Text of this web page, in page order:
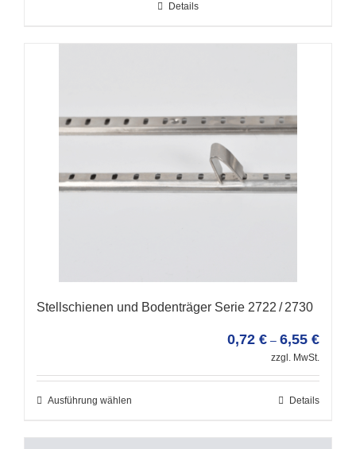
Details
Stellschienen und Bodenträger Serie 2722 / 2730
0,72 € – 6,55 €
zzgl. MwSt.
Ausführung wählen Details